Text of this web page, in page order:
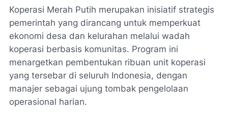
Koperasi Merah Putih merupakan inisiatif strategis
pemerintah yang dirancang untuk memperkuat
ekonomi desa dan kelurahan melalui wadah
koperasi berbasis komunitas. Program ini
menargetkan pembentukan ribuan unit koperasi
yang tersebar di seluruh Indonesia, dengan
manajer sebagai ujung tombak pengelolaan
operasional harian.